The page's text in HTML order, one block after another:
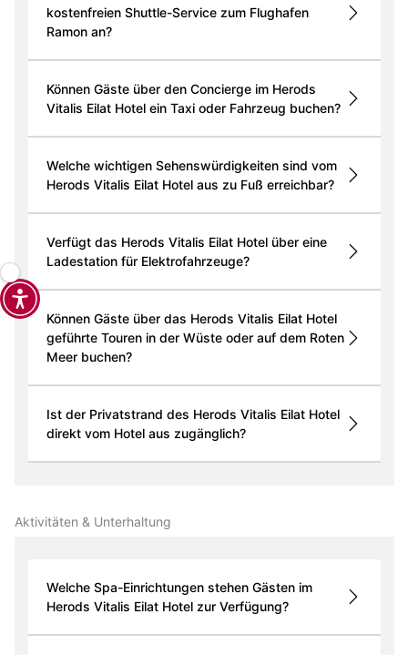
kostenfreien Shuttle-Service zum Flughafen
Ramon an?
Können Gäste über den Concierge im Herods
Vitalis Eilat Hotel ein Taxi oder Fahrzeug buchen?
Welche wichtigen Sehenswürdigkeiten sind vom
Herods Vitalis Eilat Hotel aus zu Fuß erreichbar?
Verfügt das Herods Vitalis Eilat Hotel über eine
Ladestation für Elektrofahrzeuge?
Können Gäste über das Herods Vitalis Eilat Hotel
geführte Touren in der Wüste oder auf dem Roten
Meer buchen?
Ist der Privatstrand des Herods Vitalis Eilat Hotel
direkt vom Hotel aus zugänglich?
Aktivitäten & Unterhaltung
Welche Spa-Einrichtungen stehen Gästen im
Herods Vitalis Eilat Hotel zur Verfügung?